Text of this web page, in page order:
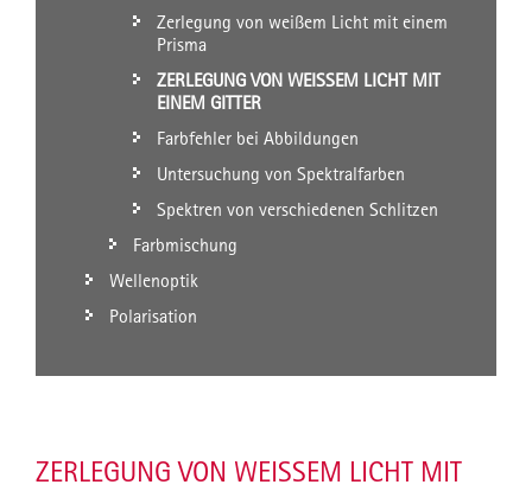
Zerlegung von weißem Licht mit einem
Prisma
ZERLEGUNG VON WEISSEM LICHT MIT E
INEM GITTER
Farbfehler bei Abbildungen
Untersuchung von Spektralfarben
Spektren von verschiedenen Schlitzen
Farbmischung
Wellenoptik
Polarisation
ZERLEGUNG VON WEISSEM LICHT MIT E